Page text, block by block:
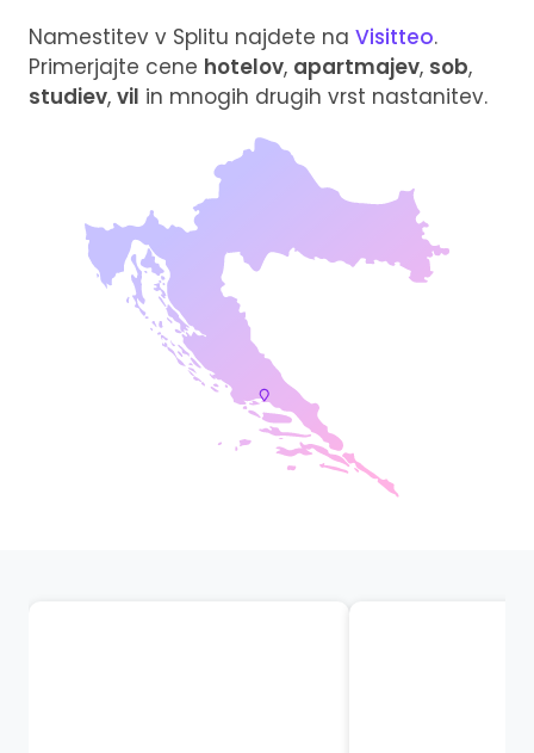
Namestitev v Splitu najdete na Visitteo.
Primerjajte cene hotelov, apartmajev, sob,
studiev, vil in mnogih drugih vrst nastanitev.